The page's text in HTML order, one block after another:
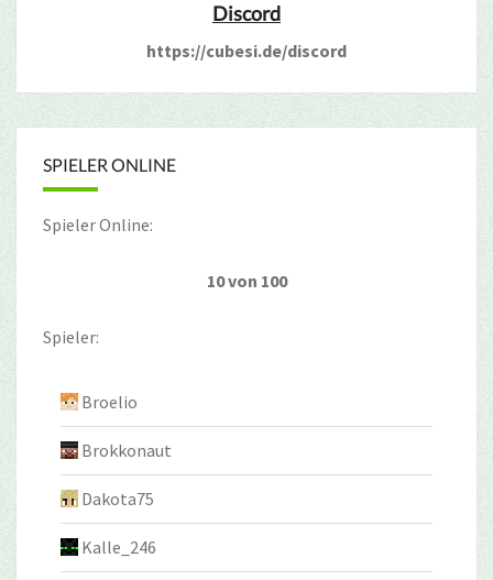
Discord
https://cubesi.de/discord
SPIELER ONLINE
Spieler Online:
10 von 100
Spieler:
Broelio
Brokkonaut
Dakota75
Kalle_246